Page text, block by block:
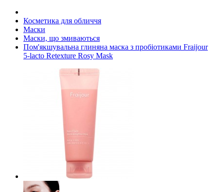
Косметика для обличчя
Маски
Маски, що змиваються
Пом'якшувальна глиняна маска з пробіотиками Fraijour
5-lacto Retexture Rosy Mask